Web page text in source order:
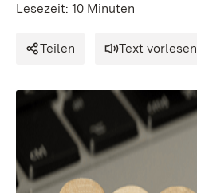
Lesezeit: 10 Minuten
Teilen Text vorlesen